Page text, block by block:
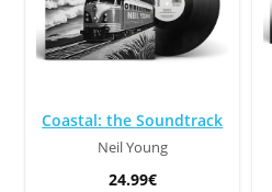
Coastal: the Soundtrack
Neil Young
24.99€